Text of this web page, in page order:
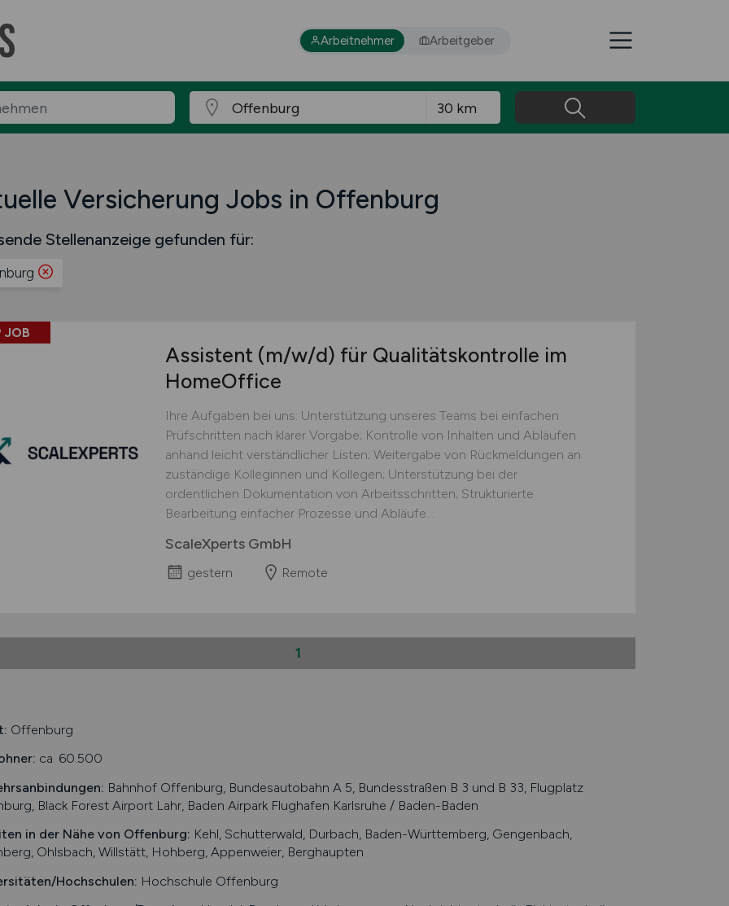
Arbeitnehmer Arbeitgeber
Versicherung Jobs in Offenburg
Stellenanzeige gefunden für:
JOB
Assistent (m/w/d) für Qualitätskontrolle im
HomeOffice
Ihre Aufgaben bei uns: Unterstützung unseres Teams bei einfachen
Prüfschritten nach klarer Vorgabe; Kontrolle von Inhalten und Abläufen
anhand leicht verständlicher Listen; Weitergabe von Rückmeldungen an
zuständige Kolleginnen und Kollegen; Unterstützung bei der
ordentlichen Dokumentation von Arbeitsschritten; Strukturierte
Bearbeitung einfacher Prozesse und Abläufe...
ScaleXperts GmbH
gestern Remote
1
Offenburg
ca. 60.500
Bahnhof Offenburg, Bundesautobahn A 5, Bundesstraßen B 3 und B 33, Flugplatz
Black Forest Airport Lahr, Baden Airpark Flughafen Karlsruhe / Baden-Baden
in der Nähe von Offenburg: Kehl, Schutterwald, Durbach, Baden-Württemberg, Gengenbach,
Ohlsbach, Willstätt, Hohberg, Appenweier, Berghaupten
Hochschulen: Hochschule Offenburg